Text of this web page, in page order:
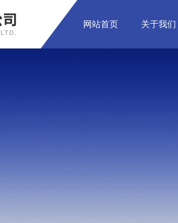
网站首页 关于我们